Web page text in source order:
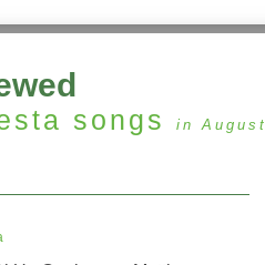
songs in August